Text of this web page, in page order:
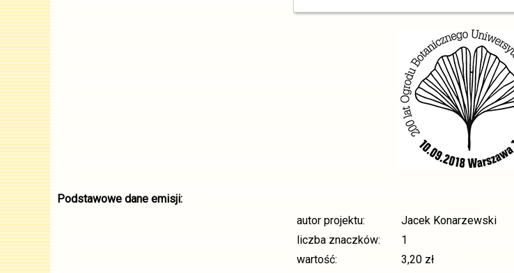
Podstawowe dane emisji:
autor projektu:
Jacek Konarzewski
liczba znaczków:
1
wartość:
3,20 zł